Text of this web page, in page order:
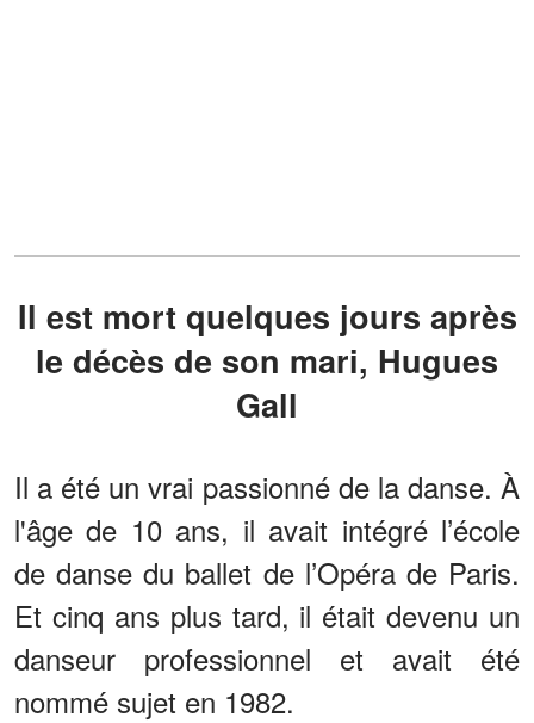
Il est mort quelques jours après
le décès de son mari, Hugues
Gall
Il a été un vrai passionné de la danse. À
l'âge de 10 ans, il avait intégré l’école
de danse du ballet de l’Opéra de Paris.
Et cinq ans plus tard, il était devenu un
danseur professionnel et avait été
nommé sujet en 1982.